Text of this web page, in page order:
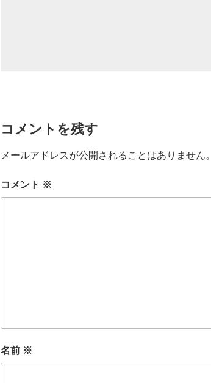
コメントを残す
メールアドレスが公開されることはありません。
コメント ※
名前 ※